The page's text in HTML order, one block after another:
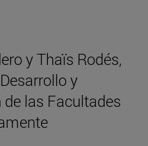
y Thaïs Rodés,
y
las Facultades